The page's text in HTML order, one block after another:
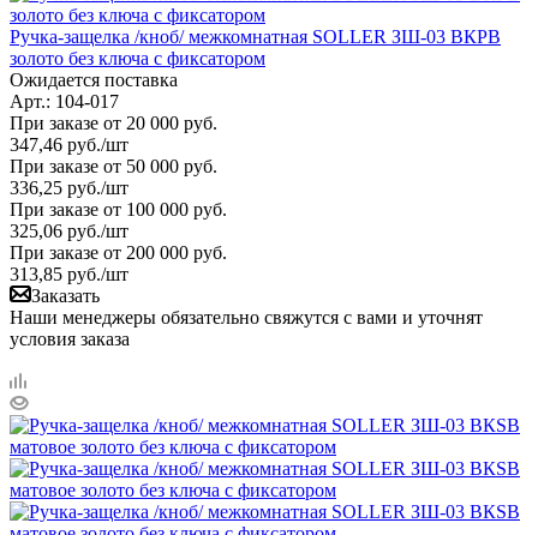
Ручка-защелка /кноб/ межкомнатная SOLLER ЗШ-03 ВКPB
золото без ключа с фиксатором
Ожидается поставка
Арт.: 104-017
При заказе от 20 000 руб.
347,46 руб./шт
При заказе от 50 000 руб.
336,25 руб./шт
При заказе от 100 000 руб.
325,06 руб./шт
При заказе от 200 000 руб.
313,85 руб./шт
Заказать
Наши менеджеры обязательно свяжутся с вами и уточнят
условия заказа